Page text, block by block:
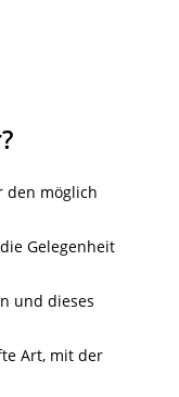
den möglich
Gelegenheit
und dieses
Art, mit der